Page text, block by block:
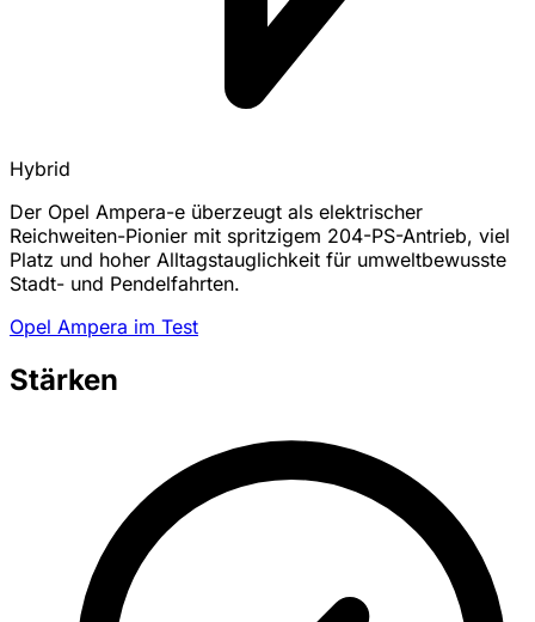
Hybrid
Der Opel Ampera-e überzeugt als elektrischer
Reichweiten-Pionier mit spritzigem 204-PS-Antrieb, viel
Platz und hoher Alltagstauglichkeit für umweltbewusste
Stadt- und Pendelfahrten.
Opel Ampera im Test
Stärken